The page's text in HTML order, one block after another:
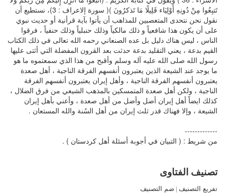
تَتبِعُوا مِنْ دُونِهِ أَوْلِيَاء قَلِيلًا مَا تَذكرُونَ )( سورة إلاعراف : 3)، نستطيع أن
نقول نحن نتحدى المتعصبين للمذاهب أن يأتوا بآية قرأنية أو حديث نبوي
على أن يكون هذا شافعياً و ذلك مالكياً وذلك حنبلياً وذلك حنفياً ، فرقوا
الناس ، ليس هناك دليل بل عده الصنعاني رحمه الله تعالى في ذلك الكتاب
القيم بدعة ، يعني التقليد بدعة حدثت بعد القرون المفضلة التي أثتى عليها
رسول الله صلى الله عليه آله وسلم وأقبح من هذا الذي سمعتموه ما هو
ما يوجد عند الشيعة الذين يعتبرون أنفسهم الفرقة الناجية ، أهل صعدة
يعتبرون أنفسهم الفرقة الناجية ، وأهل إيران يعتبرون أنفسهم الفرقة
الناجية ، ولكن أهل صعدة المتمسكين بالمذهب الشيعي من فرق الضلال ،
كذلك ايضاً أهل إيران أضل وأضل من أهل صعدة ، وأعني بأهل إيران
الشيعة ، وإلا فهناك قدر ثلث إيران من أهل السُنة والله المستعان .
-------------
من شريط : ( التبيان في أجوبة أسئلة أهل كردستان ) .
تصنيف الفتاوى
تفريع التصنيف | ضم التصنيف